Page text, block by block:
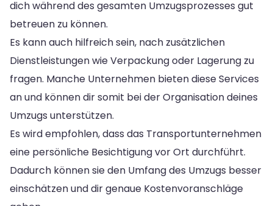
dich während des gesamten Umzugsprozesses gut
betreuen zu können.
Es kann auch hilfreich sein, nach zusätzlichen
Dienstleistungen wie Verpackung oder Lagerung zu
fragen. Manche Unternehmen bieten diese Services
an und können dir somit bei der Organisation deines
Umzugs unterstützen.
Es wird empfohlen, dass das Transportunternehmen
eine persönliche Besichtigung vor Ort durchführt.
Dadurch können sie den Umfang des Umzugs besser
einschätzen und dir genaue Kostenvoranschläge